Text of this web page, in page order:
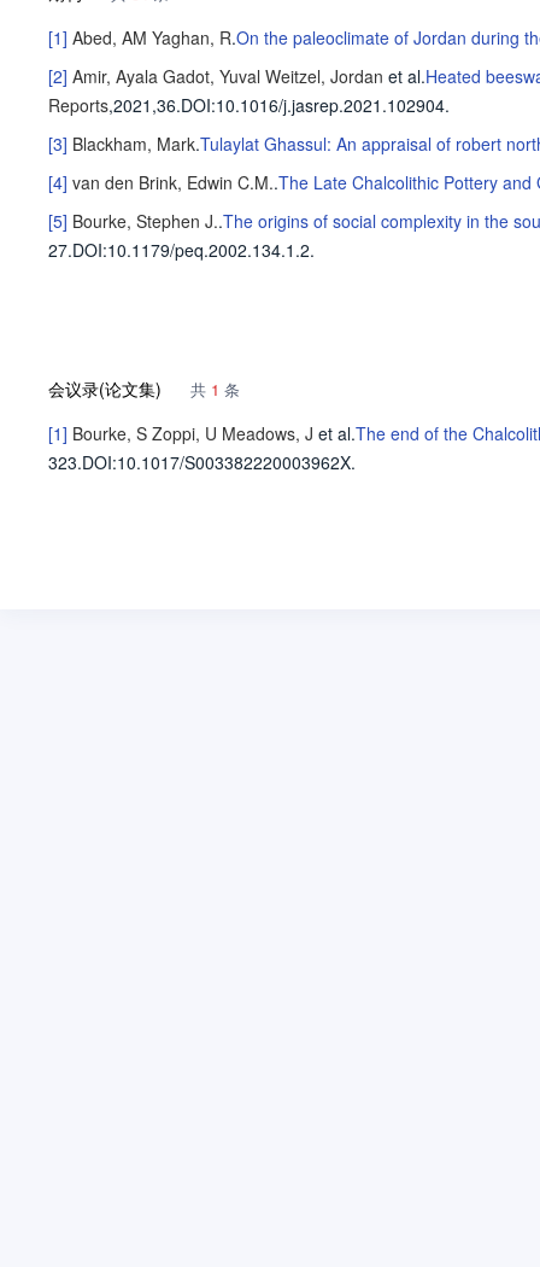
[1] Abed, AM Yaghan, R.On the paleoclimate of Jordan during
[2] Amir, Ayala Gadot, Yuval Weitzel, Jordan et al.Heated
Reports,2021,36.DOI:10.1016/j.jasrep.2021.102904.
[3] Blackham, Mark.Tulaylat Ghassul: An appraisal of robert
[4] van den Brink, Edwin C.M..The Late Chalcolithic Pottery
[5] Bourke, Stephen J..The origins of social complexity in the
27.DOI:10.1179/peq.2002.134.1.2.
会议录(论文集) 共 1 条
[1] Bourke, S Zoppi, U Meadows, J et al.The end of the
323.DOI:10.1017/S003382220003962X.